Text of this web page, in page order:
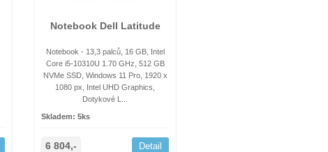
Notebook Dell Latitude
Notebook - 13,3 palců, 16 GB, Intel
Core i5-10310U 1.70 GHz, 512 GB
NVMe SSD, Windows 11 Pro, 1920 x
1080 px, Intel UHD Graphics,
Dotykové L...
Skladem: 5ks
6 804,- Detail